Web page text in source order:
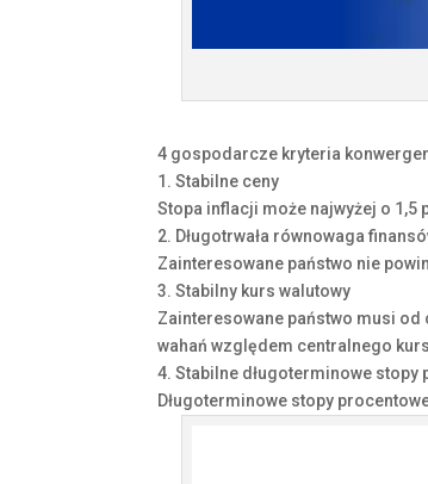
4 gospodarcze kryteria
1. Stabilne ceny
Stopa inflacji może najwyżej o
2. Długotrwała równowaga
Zainteresowane państwo nie
3. Stabilny kurs walutowy
Zainteresowane państwo musi od
wahań względem centralnego
4. Stabilne długoterminowe stopy
Długoterminowe stopy